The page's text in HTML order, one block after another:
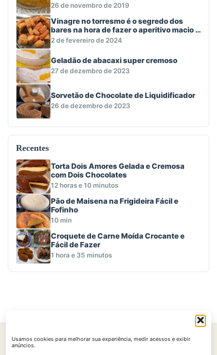
Usamos cookies para melhorar sua experiência, medir acessos e exibir
anúncios.
26 de novembro de 2019
Vinagre no torresmo é o segredo dos
bares na hora de fazer o aperitivo macio e
crocante
2 de fevereiro de 2024
Geladão de abacaxi super cremoso
27 de dezembro de 2023
Sorvetão de Chocolate de Liquidificador
26 de dezembro de 2023
Recentes
Torta Dois Amores Gelada e Cremosa
com Dois Chocolates
12 horas e 10 minutos
Pão de Maisena na Frigideira Fácil e
Fofinho
10 min
Croquete de Carne Moída Crocante e
Fácil de Fazer
1 hora e 35 minutos
Início Contato Política de Privacidade